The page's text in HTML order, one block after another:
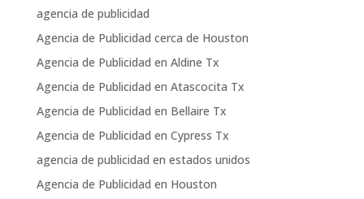
agencia de publicidad
Agencia de Publicidad cerca de Houston
Agencia de Publicidad en Aldine Tx
Agencia de Publicidad en Atascocita Tx
Agencia de Publicidad en Bellaire Tx
Agencia de Publicidad en Cypress Tx
agencia de publicidad en estados unidos
Agencia de Publicidad en Houston